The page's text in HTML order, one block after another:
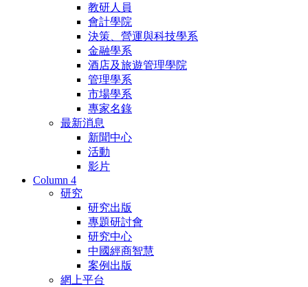
教研人員
會計學院
決策、營運與科技學系
金融學系
酒店及旅遊管理學院
管理學系
市場學系
專家名錄
最新消息
新聞中心
活動
影片
Column 4
研究
研究出版
專題研討會
研究中心
中國經商智慧
案例出版
網上平台